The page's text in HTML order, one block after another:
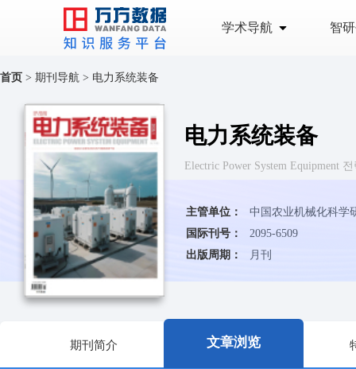
学术导航 智
首页 > 期刊导航 > 电力系统装备
电力系统装备
Electric Power System Equipment
主管单位：
中国农业机械化科学
国际刊号：
2095-6509
出版周期：
月刊
期刊简介 文章浏览